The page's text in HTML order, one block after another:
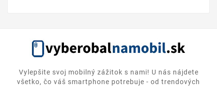
Vylepšite svoj mobilný zážitok s nami! U nás nájdete
všetko, čo váš smartphone potrebuje - od trendových